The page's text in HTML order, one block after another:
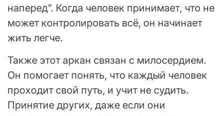
наперед”. Когда человек принимает, что не
может контролировать всё, он начинает
жить легче.
Также этот аркан связан с милосердием.
Он помогает понять, что каждый человек
проходит свой путь, и учит не судить.
Принятие других, даже если они